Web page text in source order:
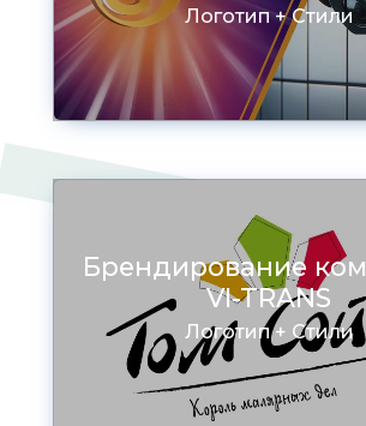
Логотип + Стили
Брендирование
VI-TRANS
Логотип + Стили